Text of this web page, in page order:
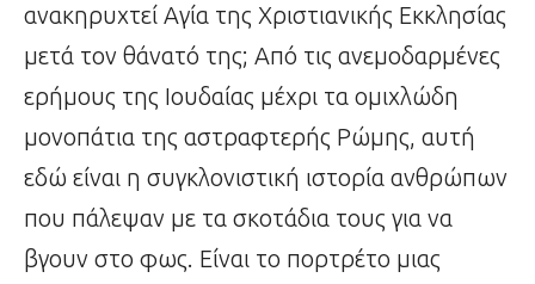
ανακηρυχτεί Αγία της Χριστιανικής Εκκλησίας
μετά τον θάνατό της; Από τις ανεμοδαρμένες
ερήμους της Ιουδαίας μέχρι τα ομιχλώδη
μονοπάτια της αστραφτερής Ρώμης, αυτή
εδώ είναι η συγκλονιστική ιστορία ανθρώπων
που πάλεψαν με τα σκοτάδια τους για να
βγουν στο φως. Είναι το πορτρέτο μιας